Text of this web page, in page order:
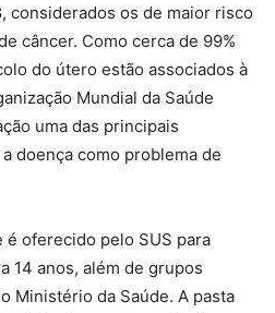
considerados os de maior risco
câncer. Como cerca de 99%
do útero estão associados à
Mundial da Saúde
uma das principais
doença como problema de
oferecido pelo SUS para
14 anos, além de grupos
Ministério da Saúde. A pasta